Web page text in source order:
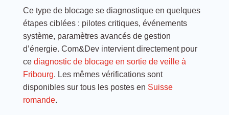
Ce type de blocage se diagnostique en quelques
étapes ciblées : pilotes critiques, événements
système, paramètres avancés de gestion
d’énergie. Com&Dev intervient directement pour
ce diagnostic de blocage en sortie de veille à
Fribourg. Les mêmes vérifications sont
disponibles sur tous les postes en Suisse
romande.